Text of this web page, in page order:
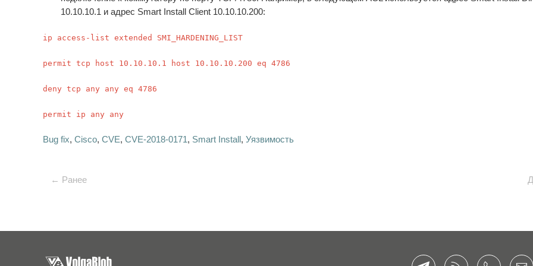
10.10.10.1 и адрес Smart Install Client 10.10.10.200:
ip access-list extended SMI_HARDENING_LIST
permit tcp host 10.10.10.1 host 10.10.10.200 eq 4786
deny tcp any any eq 4786
permit ip any any
Bug fix, Cisco, CVE, CVE-2018-0171, Smart Install, Уязвимость
← Ранее